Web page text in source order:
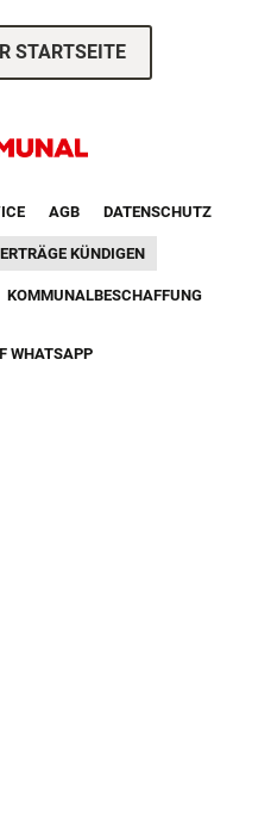
STARTSEITE
AGB DATENSCHUTZ
KÜNDIGEN
KOMMUNALBESCHAFFUNG
Navigation
WHATSAPP